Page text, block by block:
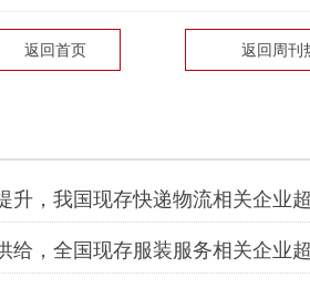
返回首页 返回 周刊
升，我国现存快递物流相关企业
给，全国现存服装服务相关企业